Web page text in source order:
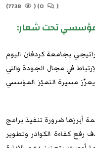
(
(
تحت شعار:
بجامعة كردفان اليوم
في مجال الجودة والتي
مسيرة التميّز المؤسسي
أبرزها ضرورة تنفيذ برامج
رفع كفاءة الكوادر وتطوير